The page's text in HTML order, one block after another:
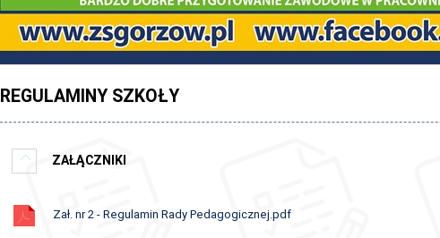
REGULAMINY SZKOŁY
ZAŁĄCZNIKI
Zał. nr 2 - Regulamin Rady Pedagogicznej.pdf